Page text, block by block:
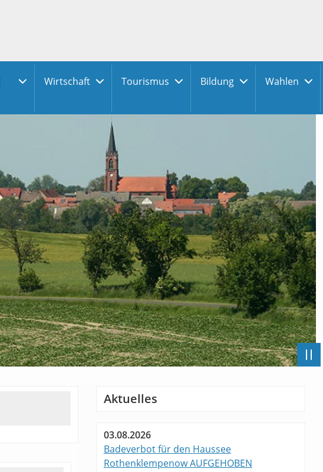
Wirtschaft Tourismus Bildung Wahlen
Aktuelles
03.08.2026
Badeverbot für den Haussee
Rothenklempenow AUFGEHOBEN